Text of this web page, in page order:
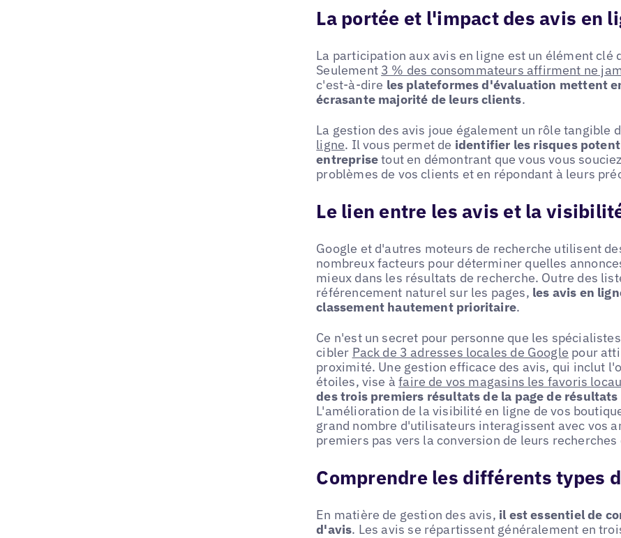
La portée et l'impact des avis en
La participation aux avis en ligne est un élément clé
Seulement 3 % des consommateurs affirment ne
c'est-à-dire les plateformes d'évaluation mettent
écrasante majorité de leurs clients.
La gestion des avis joue également un rôle tangible
ligne. Il vous permet de identifier les risques
entreprisetout en démontrant que vous vous
problèmes de vos clients et en répondant à leurs
Le lien entre les avis et la
Google et d'autres moteurs de recherche utilisent
nombreux facteurs pour déterminer quelles
mieux dans les résultats de recherche. Outre des
référencement naturel sur les pages, les avis en
classement hautement prioritaire.
Ce n'est un secret pour personne que les
cibler Pack de 3 adresses locales de Google pour
proximité. Une gestion efficace des avis, qui inclut
étoiles, vise àfaire de vos magasins les favoris
des trois premiers résultats de la page de
L'amélioration de la visibilité en ligne de vos
grand nombre d'utilisateurs interagissent avec vos
premiers pas vers la conversion de leurs
Comprendre les différents types
En matière de gestion des avis, il est essentiel de
d'avis. Les avis se répartissent généralement en